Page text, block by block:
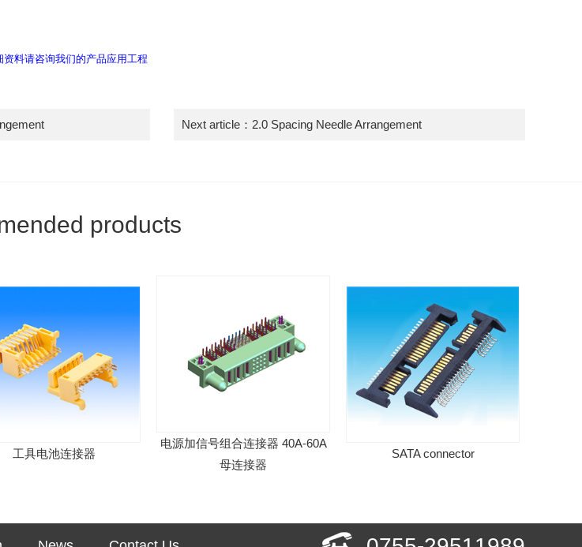
料请咨询我们的产品应用工程
Next article： 2.0 Spacing Needle Arrangement
products
具电池连接器
电源加信号组合连接器 40A-60A
母连接器
SATA connector